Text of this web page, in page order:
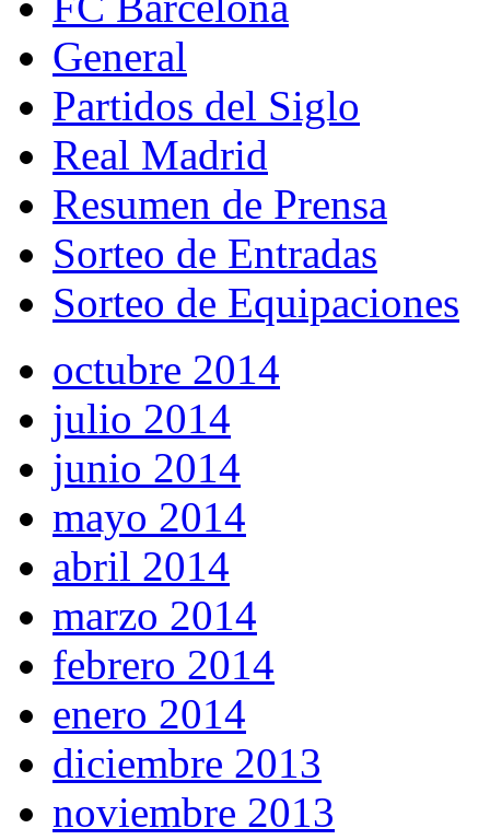
General
Partidos del Siglo
Real Madrid
Resumen de Prensa
Sorteo de Entradas
Sorteo de Equipaciones
octubre 2014
julio 2014
junio 2014
mayo 2014
abril 2014
marzo 2014
febrero 2014
enero 2014
diciembre 2013
noviembre 2013